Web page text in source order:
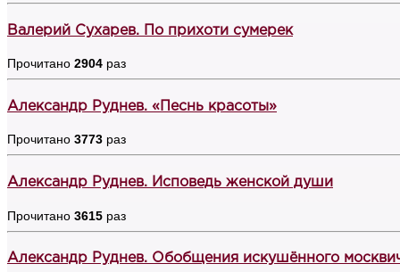
Валерий Сухарев. По прихоти сумерек
Прочитано 2904 раз
Александр Руднев. «Песнь красоты»
Прочитано 3773 раз
Александр Руднев. Исповедь женской души
Прочитано 3615 раз
Александр Руднев. Обобщения искушённого